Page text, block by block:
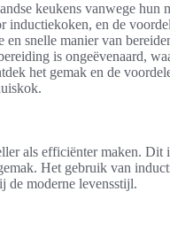
keukens vanwege hun
inductiekoken, en de
snelle manier van
is ongeëvenaard,
het gemak en de
als efficiënter maken. Dit
Het gebruik van
de moderne levensstijl.